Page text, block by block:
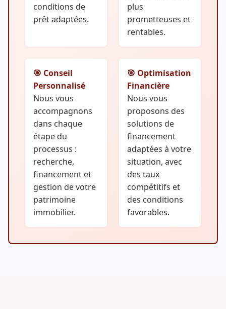
conditions de
prêt adaptées.
plus
prometteuses et
rentables.
🎯 Conseil
Personnalisé
Nous vous
accompagnons
dans chaque
étape du
processus :
recherche,
financement et
gestion de votre
patrimoine
immobilier.
🎯 Optimisation
Financière
Nous vous
proposons des
solutions de
financement
adaptées à votre
situation, avec
des taux
compétitifs et
des conditions
favorables.